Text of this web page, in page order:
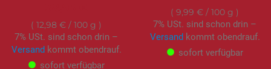
12,98 € / 100 g
7% USt. sind schon drin –
Versandkommt obendrauf.
sofort verfügbar
9,99 € / 100 g
7% USt. sind schon drin –
Versandkommt obendrauf.
sofort verfügbar